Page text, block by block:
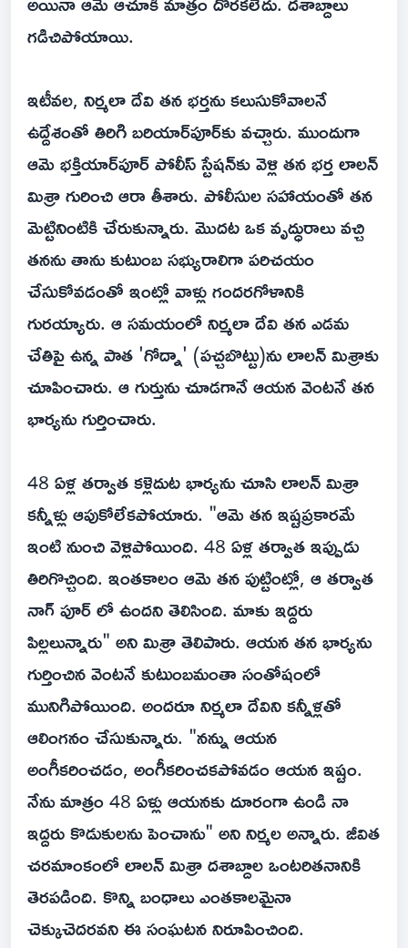
గడిచిపోయాయి.
ఇటీవల, నిర్మలా దేవి తన భర్తను కలుసుకోవాలనే
ఉద్దేశంతో తిరిగి బరియార్‌పూర్‌కు వచ్చారు. ముందుగా
ఆమె భక్తియార్‌పూర్ పోలీస్ స్టేషన్‌కు వెళ్లి తన భర్త లాలన్
మిశ్రా గురించి ఆరా తీశారు. పోలీసుల సహాయంతో తన
మెట్టినింటికి చేరుకున్నారు. మొదట ఒక వృద్ధురాలు వచ్చి
తనను తాను కుటుంబ సభ్యురాలిగా పరిచయం
చేసుకోవడంతో ఇంట్లో వాళ్లు గందరగోళానికి
గురయ్యారు. ఆ సమయంలో నిర్మలా దేవి తన ఎడమ
చేతిపై ఉన్న పాత 'గోద్నా' (పచ్చబొట్టు)ను లాలన్ మిశ్రాకు
చూపించారు. ఆ గుర్తును చూడగానే ఆయన వెంటనే తన
భార్యను గుర్తించారు.
48 ఏళ్ల తర్వాత కళ్లెదుట భార్యను చూసి లాలన్ మిశ్రా
కన్నీళ్లు ఆపుకోలేకపోయారు. "ఆమె తన ఇష్టప్రకారమే
ఇంటి నుంచి వెళ్లిపోయింది. 48 ఏళ్ల తర్వాత ఇప్పుడు
తిరిగొచ్చింది. ఇంతకాలం ఆమె తన పుట్టింట్లో, ఆ తర్వాత
నాగ్ పూర్ లో ఉందని తెలిసింది. మాకు ఇద్దరు
పిల్లలున్నారు" అని మిశ్రా తెలిపారు. ఆయన తన భార్యను
గుర్తించిన వెంటనే కుటుంబమంతా సంతోషంలో
మునిగిపోయింది. అందరూ నిర్మలా దేవిని కన్నీళ్లతో
ఆలింగనం చేసుకున్నారు. "నన్ను ఆయన
అంగీకరించడం, అంగీకరించకపోవడం ఆయన ఇష్టం.
నేను మాత్రం 48 ఏళ్లు ఆయనకు దూరంగా ఉండి నా
ఇద్దరు కొడుకులను పెంచాను" అని నిర్మల అన్నారు. జీవిత
చరమాంకంలో లాలన్ మిశ్రా దశాబ్దాల ఒంటరితనానికి
తెరపడింది. కొన్ని బంధాలు ఎంతకాలమైనా
చెక్కుచెదరవని ఈ సంఘటన నిరూపించింది.